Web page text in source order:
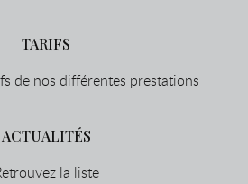
TARIFS
de nos différentes prestations
ACTUALITÉS
la liste